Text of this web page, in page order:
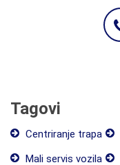
Tagovi
Centriranje trapa
Mali servis vozila